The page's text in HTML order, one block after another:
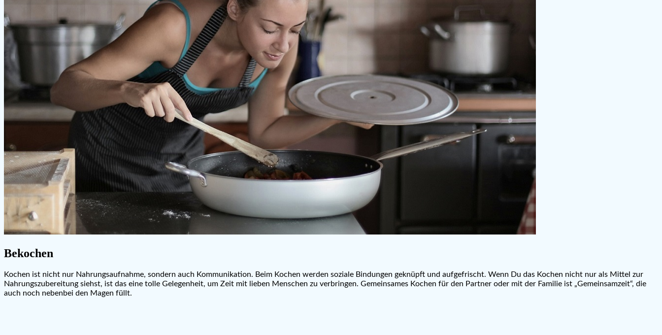
Bekochen
Kochen ist nicht nur Nahrungsaufnahme, sondern auch Kommunikation. Beim Kochen werden soziale Bindungen geknüpft und aufgefrischt. Wenn Du das Kochen nicht nur als Mittel zur
Nahrungszubereitung siehst, ist das eine tolle Gelegenheit, um Zeit mit lieben Menschen zu verbringen. Gemeinsames Kochen für den Partner oder mit der Familie ist „Gemeinsamzeit“, die
auch noch nebenbei den Magen füllt.